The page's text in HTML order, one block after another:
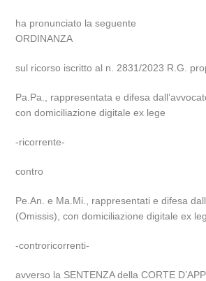
ha pronunciato la seguente
ORDINANZA
sul ricorso iscritto al n. 2831/2023 R.G.
Pa.Pa., rappresentata e difesa
con domiciliazione digitale ex lege
-ricorrente-
contro
Pe.An. e Ma.Mi., rappresentati e difesa
(Omissis), con domiciliazione digitale ex
-controricorrenti-
avverso la SENTENZA della CORTE